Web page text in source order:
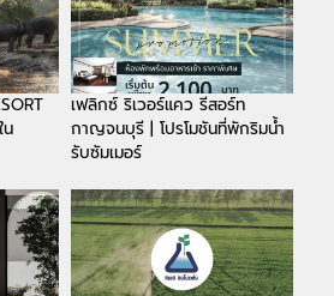
เฟลิกซ์ ริเวอร์แคว รีสอร์ท
กาญจนบุรี | โปรโมชันที่พักริมน้ำ
รับซัมเมอร์